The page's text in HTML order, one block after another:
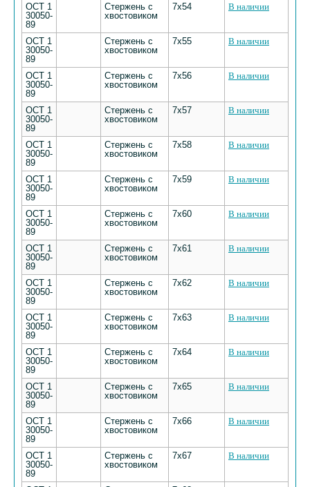
ОСТ 1
30050-
89
Стержень с
хвостовиком
7х54 В наличии
ОСТ 1
30050-
89
Стержень с
хвостовиком
7х55 В наличии
ОСТ 1
30050-
89
Стержень с
хвостовиком
7х56 В наличии
ОСТ 1
30050-
89
Стержень с
хвостовиком
7х57 В наличии
ОСТ 1
30050-
89
Стержень с
хвостовиком
7х58 В наличии
ОСТ 1
30050-
89
Стержень с
хвостовиком
7х59 В наличии
ОСТ 1
30050-
89
Стержень с
хвостовиком
7х60 В наличии
ОСТ 1
30050-
89
Стержень с
хвостовиком
7х61 В наличии
ОСТ 1
30050-
89
Стержень с
хвостовиком
7х62 В наличии
ОСТ 1
30050-
89
Стержень с
хвостовиком
7х63 В наличии
ОСТ 1
30050-
89
Стержень с
хвостовиком
7х64 В наличии
ОСТ 1
30050-
89
Стержень с
хвостовиком
7х65 В наличии
ОСТ 1
30050-
89
Стержень с
хвостовиком
7х66 В наличии
ОСТ 1
30050-
89
Стержень с
хвостовиком
7х67 В наличии